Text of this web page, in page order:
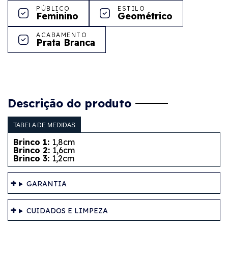
PÚBLICO
Feminino
ESTILO
Geométrico
ACABAMENTO
Prata Branca
Descrição do produto
TABELA DE MEDIDAS
Brinco 1: 1,8cm
Brinco 2: 1,6cm
Brinco 3: 1,2cm
GARANTIA
CUIDADOS E LIMPEZA